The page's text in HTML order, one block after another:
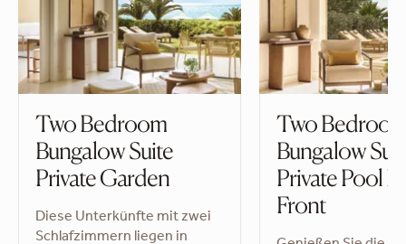
Two Bedroom
Bungalow Suite
Private Garden
Diese Unterkünfte mit zwei
Schlafzimmern liegen in
Two
Bungalow
Private Pool
Front